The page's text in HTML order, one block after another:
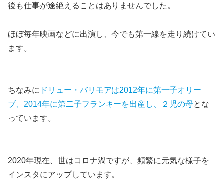
後も仕事が途絶えることはありませんでした。
ほぼ毎年映画などに出演し、今でも第一線を走り続けてい
ます。
ちなみに ドリュー・バリモアは2012年に第一子オリー
ブ、2014年に第二子フランキーを出産し、２児の母とな
っています。
2020年現在、世はコロナ渦ですが、頻繁に元気な様子を
インスタにアップしています。